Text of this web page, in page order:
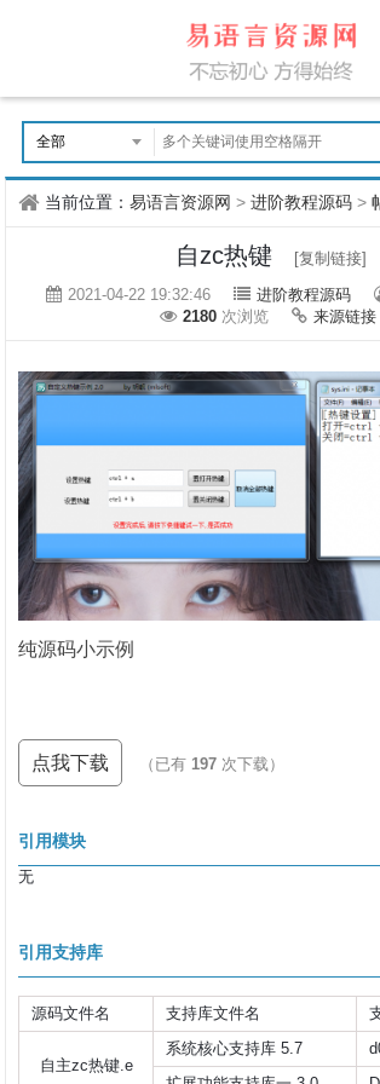
当前位置：易语言资源网 >进阶教程源码 >
自zc热键
[复制链接]
2021-04-22 19:32:46
进阶教程源码
2180 次浏览 来源链接
纯源码小示例
点我下载 （已有197 次下载）
引用模块
无
引用支持库
源码文件名 支持库文件名
自主zc热键.e
系统核心支持库 5.7